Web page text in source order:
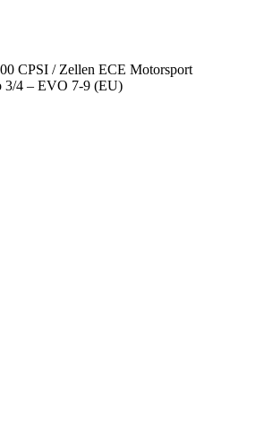
CPSI / Zellen ECE Motorsport
3/4 – EVO 7-9 (EU)